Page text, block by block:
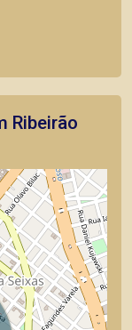
Ribeirão